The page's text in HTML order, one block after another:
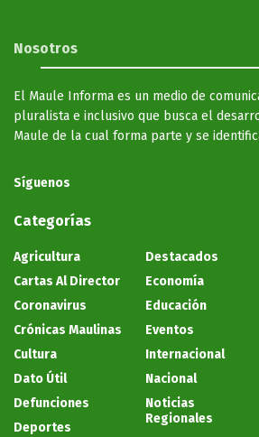
Nosotros
El Maule Informa es un medio de
pluralista e inclusivo que busca el
Maule de la cual forma parte y se
Síguenos
Categorías
Agricultura
Cartas Al Director
Coronavirus
Crónicas Maulinas
Cultura
Dato Útil
Defunciones
Deportes
Destacados
Economía
Educación
Eventos
Internacional
Nacional
Noticias
Regionales